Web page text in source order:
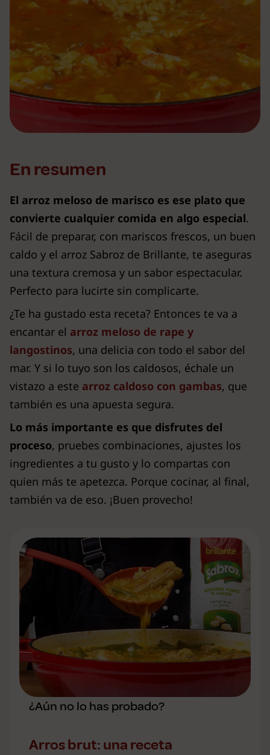
En resumen
El arroz meloso de marisco es ese plato que
convierte cualquier comida en algo especial.
Fácil de preparar, con mariscos frescos, un buen
caldo y el arroz Sabroz de Brillante, te aseguras
una textura cremosa y un sabor espectacular.
Perfecto para lucirte sin complicarte.
¿Te ha gustado esta receta? Entonces te va a
encantar el arroz meloso de rape y
langostinos, una delicia con todo el sabor del
mar. Y si lo tuyo son los caldosos, échale un
vistazo a este arroz caldoso con gambas, que
también es una apuesta segura.
Lo más importante es que disfrutes del
proceso, pruebes combinaciones, ajustes los
ingredientes a tu gusto y lo compartas con
quien más te apetezca. Porque cocinar, al final,
también va de eso. ¡Buen provecho!
¿Aún no lo has probado?
Arros brut: una receta